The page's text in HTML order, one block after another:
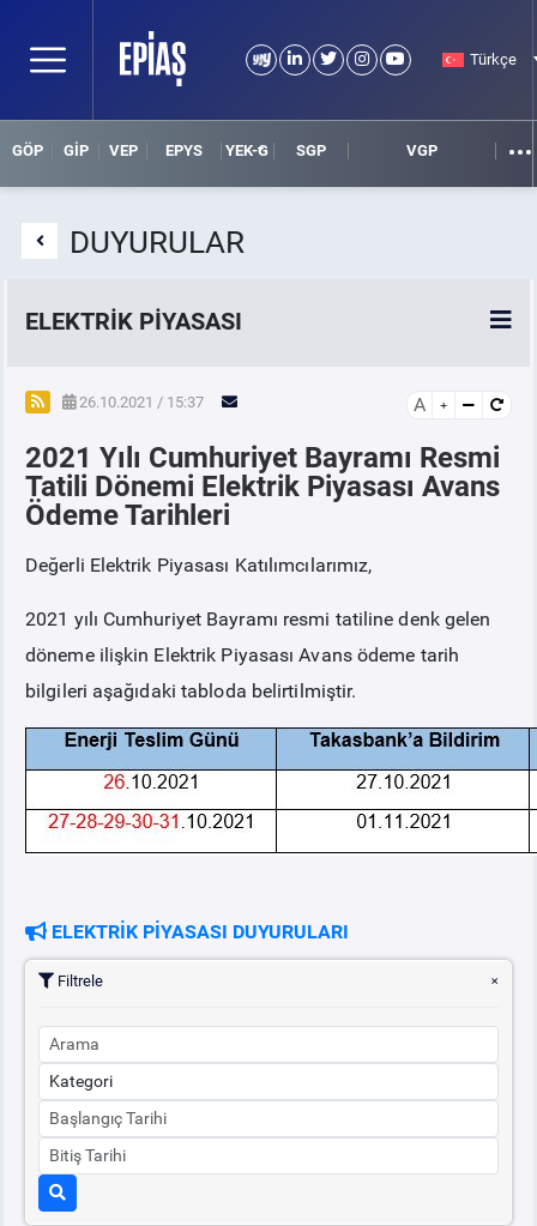
Türkçe
GÖP GİP VEP EPYS YEK-G SGP VGP
DUYURULAR
ELEKTRİK PİYASASI
SPOT ELEKTRİK PİYASALARI
ÖRNEK FİNANS BELGELERİ
VADELİ ELEKTRİK PİYASASI
SERBEST TÜKETİCİ
MALİ UZLAŞTIRMA
TEMİNAT
DUYURULAR
26.10.2021 / 15:37 A
2021 Yılı Cumhuriyet Bayramı Resmi
Tatili Dönemi Elektrik Piyasası Avans
Ödeme Tarihleri
Değerli Elektrik Piyasası Katılımcılarımız,
2021 yılı Cumhuriyet Bayramı resmi tatiline denk gelen
döneme ilişkin Elektrik Piyasası Avans ödeme tarih
bilgileri aşağıdaki tabloda belirtilmiştir.
ELEKTRİK PİYASASI DUYURULARI
Filtrele